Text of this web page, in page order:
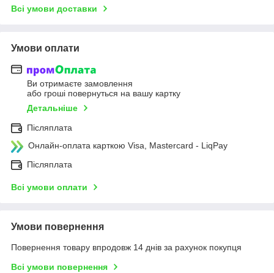
Всі умови доставки
Умови оплати
Ви отримаєте замовлення
або гроші повернуться на вашу картку
Детальніше
Післяплата
Онлайн-оплата карткою Visa, Mastercard - LiqPay
Післяплата
Всі умови оплати
Умови повернення
Повернення товару впродовж 14 днів за рахунок покупця
Всі умови повернення